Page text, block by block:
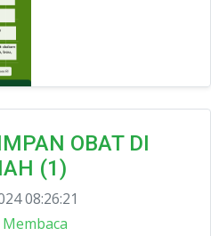
OBAT DI
(1)
08:26:21